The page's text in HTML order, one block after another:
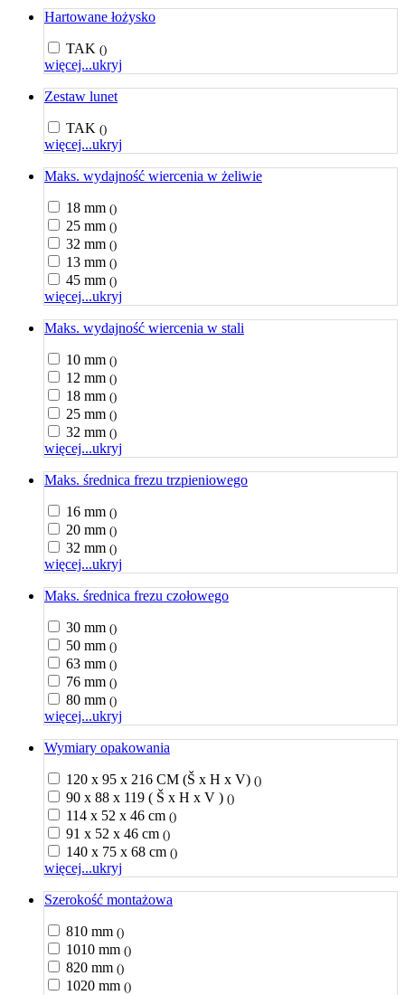
Hartowane łożysko
TAK ()
więcej...ukryj
Zestaw lunet
TAK ()
więcej...ukryj
Maks. wydajność wiercenia w żeliwie
18 mm ()
25 mm ()
32 mm ()
13 mm ()
45 mm ()
więcej...ukryj
Maks. wydajność wiercenia w stali
10 mm ()
12 mm ()
18 mm ()
25 mm ()
32 mm ()
więcej...ukryj
Maks. średnica frezu trzpieniowego
16 mm ()
20 mm ()
32 mm ()
więcej...ukryj
Maks. średnica frezu czołowego
30 mm ()
50 mm ()
63 mm ()
76 mm ()
80 mm ()
więcej...ukryj
Wymiary opakowania
120 x 95 x 216 CM (Š x H x V) ()
90 x 88 x 119 ( Š x H x V ) ()
114 x 52 x 46 cm ()
91 x 52 x 46 cm ()
140 x 75 x 68 cm ()
więcej...ukryj
Szerokość montażowa
810 mm ()
1010 mm ()
820 mm ()
1020 mm ()